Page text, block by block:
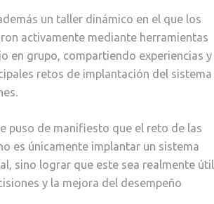
un taller dinámico en el que los
activamente mediante herramientas
en grupo, compartiendo experiencias y
retos de implantación del sistema
puso de manifiesto que el reto de las
es únicamente implantar un sistema
sino lograr que este sea realmente útil
y la mejora del desempeño